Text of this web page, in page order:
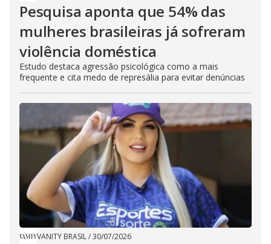
Pesquisa aponta que 54% das
mulheres brasileiras já sofreram
violência doméstica
Estudo destaca agressão psicológica como a mais
frequente e cita medo de represália para evitar denúncias
VANITY BRASIL/30/07/2026